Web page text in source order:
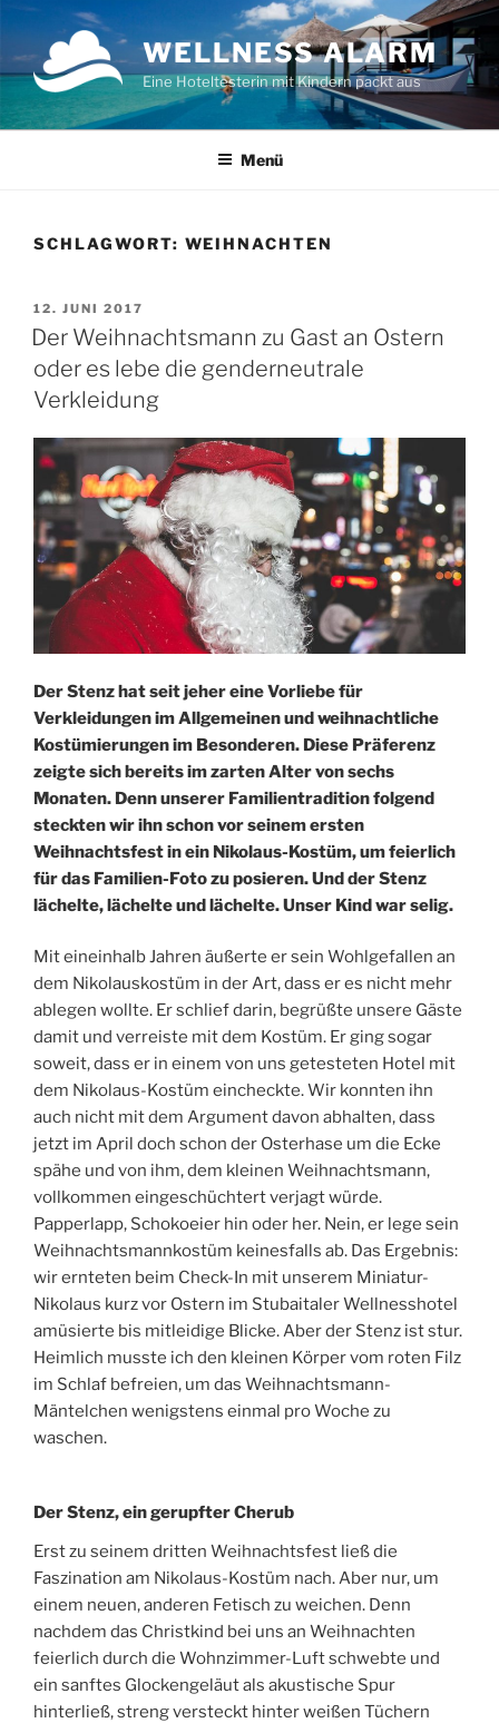
Zum
springen
WELLNESS ALARM
Eine Hoteltesterin mit Kindern packt aus
Menü
SCHLAGWORT: WEIHNACHTEN
VERÖFFENTLICHT
AM
12. JUNI 2017
Der Weihnachtsmann zu Gast an Ostern
oder es lebe die genderneutrale
Verkleidung
Der Stenz hat seit jeher eine Vorliebe für
Verkleidungen im Allgemeinen und weihnachtliche
Kostümierungen im Besonderen. Diese Präferenz
zeigte sich bereits im zarten Alter von sechs
Monaten. Denn unserer Familientradition folgend
steckten wir ihn schon vor seinem ersten
Weihnachtsfest in ein Nikolaus-Kostüm, um feierlich
für das Familien-Foto zu posieren. Und der Stenz
lächelte, lächelte und lächelte. Unser Kind war selig.
Mit eineinhalb Jahren äußerte er sein Wohlgefallen an
dem Nikolauskostüm in der Art, dass er es nicht mehr
ablegen wollte. Er schlief darin, begrüßte unsere Gäste
damit und verreiste mit dem Kostüm. Er ging sogar
soweit, dass er in einem von uns getesteten Hotel mit
dem Nikolaus-Kostüm eincheckte. Wir konnten ihn
auch nicht mit dem Argument davon abhalten, dass
jetzt im April doch schon der Osterhase um die Ecke
spähe und von ihm, dem kleinen Weihnachtsmann,
vollkommen eingeschüchtert verjagt würde.
Papperlapp, Schokoeier hin oder her. Nein, er lege sein
Weihnachtsmannkostüm keinesfalls ab. Das Ergebnis:
wir ernteten beim Check-In mit unserem Miniatur-
Nikolaus kurz vor Ostern im Stubaitaler Wellnesshotel
amüsierte bis mitleidige Blicke. Aber der Stenz ist stur.
Heimlich musste ich den kleinen Körper vom roten Filz
im Schlaf befreien, um das Weihnachtsmann-
Mäntelchen wenigstens einmal pro Woche zu
waschen.
Der Stenz, ein gerupfter Cherub
Erst zu seinem dritten Weihnachtsfest ließ die
Faszination am Nikolaus-Kostüm nach. Aber nur, um
einem neuen, anderen Fetisch zu weichen. Denn
nachdem das Christkind bei uns an Weihnachten
feierlich durch die Wohnzimmer-Luft schwebte und
ein sanftes Glockengeläut als akustische Spur
hinterließ, streng versteckt hinter weißen Tüchern